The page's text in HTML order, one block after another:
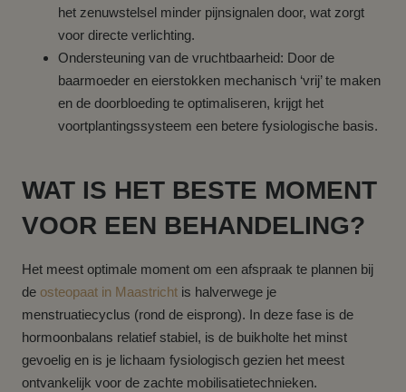
het zenuwstelsel minder pijnsignalen door, wat zorgt
voor directe verlichting.
Ondersteuning van de vruchtbaarheid: Door de
baarmoeder en eierstokken mechanisch ‘vrij’ te maken
en de doorbloeding te optimaliseren, krijgt het
voortplantingssysteem een betere fysiologische basis.
WAT IS HET BESTE MOMENT
VOOR EEN BEHANDELING?
Het meest optimale moment om een afspraak te plannen bij
de osteopaat in Maastricht is halverwege je
menstruatiecyclus (rond de eisprong). In deze fase is de
hormoonbalans relatief stabiel, is de buikholte het minst
gevoelig en is je lichaam fysiologisch gezien het meest
ontvankelijk voor de zachte mobilisatietechnieken.